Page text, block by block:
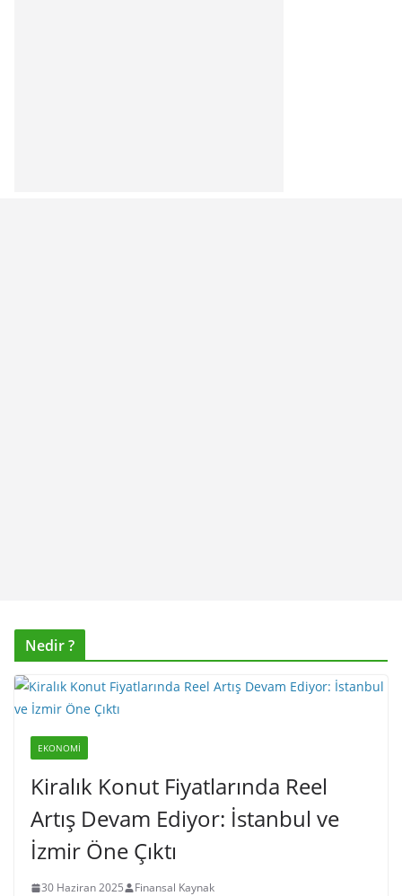
Nedir ?
EKONOMI
Kiralık Konut Fiyatlarında Reel
Artış Devam Ediyor: İstanbul ve
İzmir Öne Çıktı
30 Haziran 2025 Finansal Kaynak